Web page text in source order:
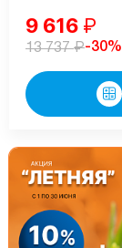
9 616 ₽
13 737₽-30%